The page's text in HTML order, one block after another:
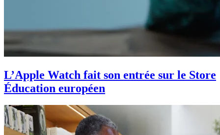
L’Apple Watch fait son entrée sur le Store
Éducation européen